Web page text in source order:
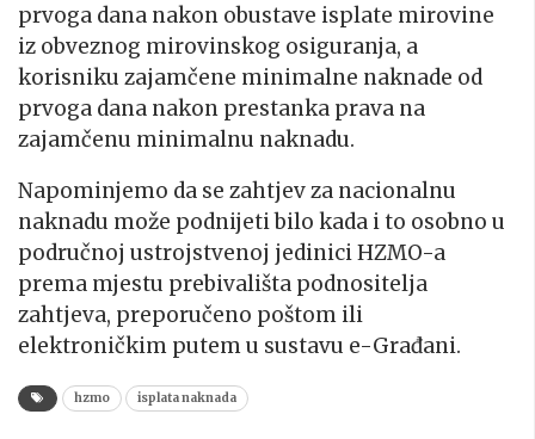
prvoga dana nakon obustave isplate mirovine
iz obveznog mirovinskog osiguranja, a
korisniku zajamčene minimalne naknade od
prvoga dana nakon prestanka prava na
zajamčenu minimalnu naknadu.
Napominjemo da se zahtjev za nacionalnu
naknadu može podnijeti bilo kada i to osobno u
područnoj ustrojstvenoj jedinici HZMO-a
prema mjestu prebivališta podnositelja
zahtjeva, preporučeno poštom ili
elektroničkim putem u sustavu e-Građani.
hzmo isplata naknada